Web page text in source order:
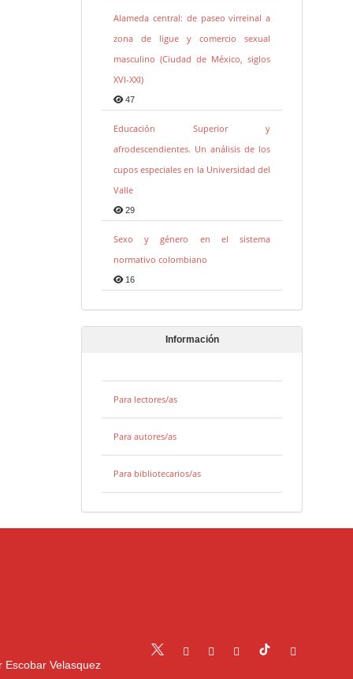
Alameda central: de paseo virreinal a
zona de ligue y comercio sexual
masculino (Ciudad de México, siglos
XVI-XXI)
47
Educación Superior y
afrodescendientes. Un análisis de los
cupos especiales en la Universidad del
Valle
29
Sexo y género en el sistema
normativo colombiano
16
Información
Para lectores/as
Para autores/as
Para bibliotecarios/as
Escobar Velasquez